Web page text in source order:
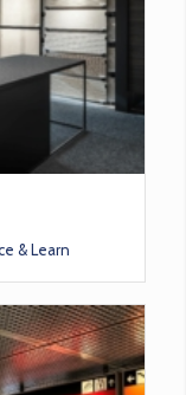
& Learn